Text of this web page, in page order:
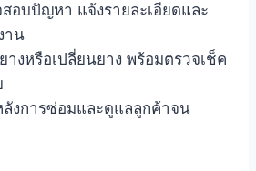
อบปัญหา แจ้งรายละเอียดและ
าน
างหรือเปลี่ยนยาง พร้อมตรวจเช็ค
งการซ่อมและดูแลลูกค้าจน